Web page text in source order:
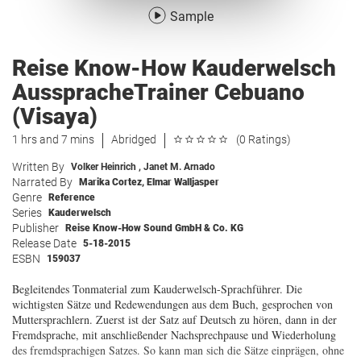
Sample
Reise Know-How Kauderwelsch
AusspracheTrainer Cebuano
(Visaya)
1 hrs and 7 mins Abridged (0 Ratings)
Written By Volker Heinrich , Janet M. Arnado
Narrated By Marika Cortez, Elmar Walljasper
Genre Reference
Series Kauderwelsch
Publisher Reise Know-How Sound GmbH & Co. KG
Release Date 5-18-2015
ESBN 159037
Begleitendes Tonmaterial zum Kauderwelsch-Sprachführer. Die
wichtigsten Sätze und Redewendungen aus dem Buch, gesprochen von
Muttersprachlern. Zuerst ist der Satz auf Deutsch zu hören, dann in der
Fremdsprache, mit anschließender Nachsprechpause und Wiederholung
des fremdsprachigen Satzes. So kann man sich die Sätze einprägen, ohne